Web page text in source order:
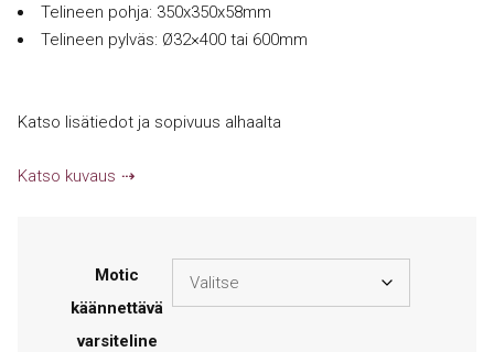
Telineen pohja: 350x350x58mm
Telineen pylväs: Ø32×400 tai 600mm
Katso lisätiedot ja sopivuus alhaalta
Katso kuvaus
Motic
käännettävä
varsiteline